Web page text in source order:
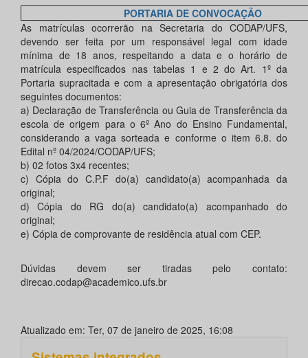
PORTARIA DE CONVOCAÇÃO
As matrículas ocorrerão na Secretaria do CODAP/UFS,
devendo ser feita por um responsável legal com idade
mínima de 18 anos, respeitando a data e o horário de
matrícula especificados nas tabelas 1 e 2 do Art. 1º da
Portaria supracitada e com a apresentação obrigatória dos
seguintes documentos:
a) Declaração de Transferência ou Guia de Transferência da
escola de origem para o 6º Ano do Ensino Fundamental,
considerando a vaga sorteada e conforme o item 6.8. do
Edital nº 04/2024/CODAP/UFS;
b) 02 fotos 3x4 recentes;
c) Cópia do C.P.F do(a) candidato(a) acompanhada da
original;
d) Cópia do RG do(a) candidato(a) acompanhado do
original;
e) Cópia de comprovante de residência atual com CEP.
Dúvidas devem ser tiradas pelo contato:
direcao.codap@academico.ufs.br
Atualizado em: Ter, 07 de janeiro de 2025, 16:08